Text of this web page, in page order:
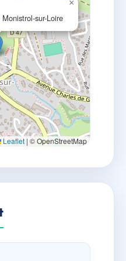
sur-Loire
×
Leaflet | © OpenStreetMap